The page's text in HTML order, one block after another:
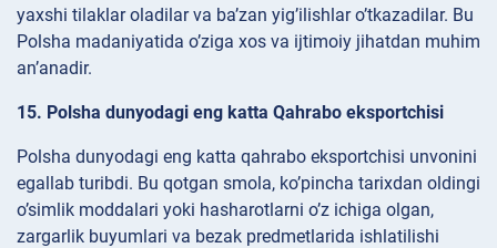
yaxshi tilaklar oladilar va ba’zan yig’ilishlar o’tkazadilar. Bu
Polsha madaniyatida o’ziga xos va ijtimoiy jihatdan muhim
an’anadir.
15. Polsha dunyodagi eng katta Qahrabo eksportchisi
Polsha dunyodagi eng katta qahrabo eksportchisi unvonini
egallab turibdi. Bu qotgan smola, ko’pincha tarixdan oldingi
o’simlik moddalari yoki hasharotlarni o’z ichiga olgan,
zargarlik buyumlari va bezak predmetlarida ishlatilishi